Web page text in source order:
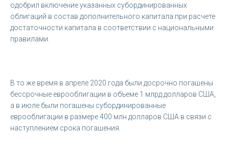
одобрил включение указанных субординированных
облигаций в состав дополнительного капитала при расчете
достаточности капитала в соответствии с национальными
правилами.
В то же время в апреле 2020 года были досрочно погашены
бессрочные еврооблигации в объеме 1 млрд долларов США,
а в июле были погашены субординированные
еврооблигации в размере 400 млн долларов США в связи с
наступлением срока погашения.